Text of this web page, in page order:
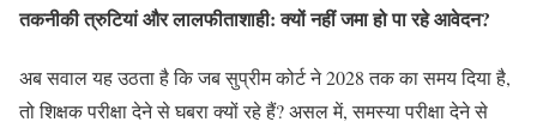
तकनीकी त्रुटियां और लालफीताशाही: क्यों नहीं जमा हो पा रहे आवेदन?
अब सवाल यह उठता है कि जब सुप्रीम कोर्ट ने 2028 तक का समय दिया है,
तो शिक्षक परीक्षा देने से घबरा क्यों रहे हैं? असल में, समस्या परीक्षा देने से